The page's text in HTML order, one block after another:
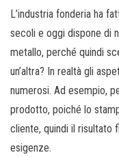
L’industria fonderia ha
secoli e oggi dispone di
metallo, perché quindi
un’altra? In realtà gli
numerosi. Ad esempio,
prodotto, poiché lo
cliente, quindi il risultato
esigenze.